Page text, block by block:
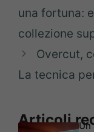
una fortuna:
collezione
Overcut,
La tecnica
Articoli
Un